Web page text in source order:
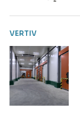
VERTIV